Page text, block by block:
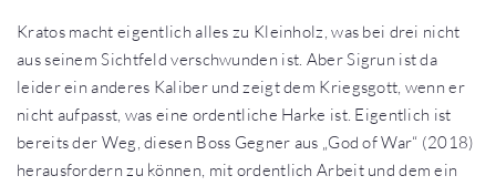
Kratos macht eigentlich alles zu Kleinholz, was bei drei nicht
aus seinem Sichtfeld verschwunden ist. Aber Sigrun ist da
leider ein anderes Kaliber und zeigt dem Kriegsgott, wenn er
nicht aufpasst, was eine ordentliche Harke ist. Eigentlich ist
bereits der Weg, diesen Boss Gegner aus „God of War“ (2018)
herausfordern zu können, mit ordentlich Arbeit und dem ein